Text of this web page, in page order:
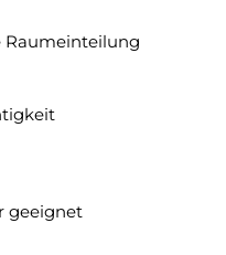
Raumeinteilung
geeignet